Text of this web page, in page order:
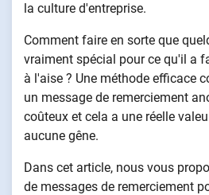
la culture d'entreprise.
Comment faire en sorte que
vraiment spécial pour ce qu'il a
à l'aise ? Une méthode efficace
un message de remerciement
coûteux et cela a une réelle
aucune gêne.
Dans cet article, nous vous
de messages de remerciement